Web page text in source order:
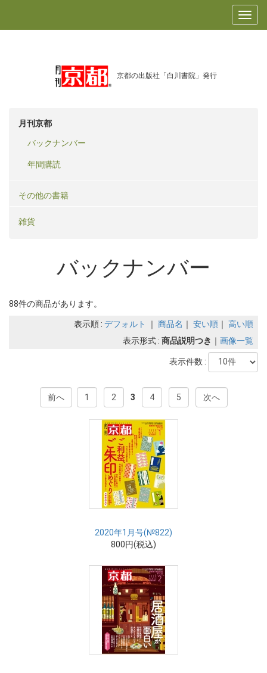
京都の出版社「白川書院」発行
月刊京都
バックナンバー
年間購読
その他の書籍
雑貨
バックナンバー
88件の商品があります。
表示順 : デフォルト ｜ 商品名 ｜ 安い順 ｜ 高い順
表示形式 : 商品説明つき ｜ 画像一覧
表示件数 :
前へ 1 2 3 4 5 次へ
2020年1月号(№822)
800円(税込)